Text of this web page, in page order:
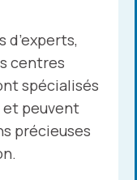
d’experts,
centres
spécialisés
et peuvent
précieuses